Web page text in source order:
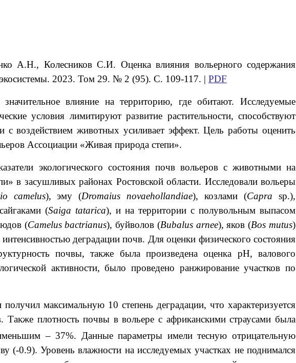
А.Н., КолесниковС.И. Оценка влияния вольерного содержания
2023. Том 29. № 2 (95). С. 109-117. | PDF
влияние на территорию, где обитают. Исследуемые
условия лимитируют развитие растительности, способствуют
с воздействием животных усиливает эффект. Цель работы оценить
Ассоциации «Живая природа степи».
экологического состояния почв вольеров с животными на
в засушливых районах Ростовской области. Исследовали вольеры
camelus), эму (Dromaius novaehollandiae), козлами (Capra sp.),
(Saiga tatarica), и на территории с полувольным выпасом
(Camelus bactrianus), буйволов (Bubalus arnee), яков (Bos mutus)
деградации почв. Для оценки физического состояния
почвы, также была произведена оценка рН, валового
активности, было проведено ранжирование участков по
максимальную 10 степень деградации, что характеризуется
Также плотность почвы в вольере с африканскими страусами была
– 37%. Данные параметры имели тесную отрицательную
(-0.9). Уровень влажности на исследуемых участках не поднимался